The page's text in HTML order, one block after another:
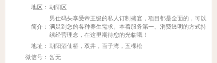
地区： 朝阳区
简介：
男仕码头享受帝王级的私人订制盛宴，项目都是全面的，可以
满足到您的各种养生需求。本着服务第一、消费透明的方式持
续经营理念，在这里期待您的光临哦！
地址： 朝阳酒仙桥，双井，百子湾，五棵松
微信号： 暂无